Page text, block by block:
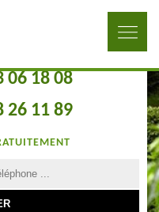
06 18 08
26 11 89